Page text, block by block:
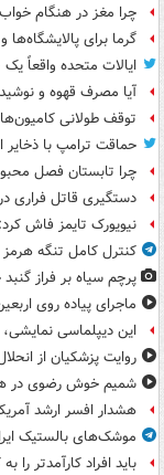
چرا مغز در هنگام
گرما برای پالایشگاه‌ها
ایالات متحده واقعاً
آیا مصرف قهوه و
توقف طولانی
حماقت ترامپ با ذخایر
چرا تابستان فصل
دستگیری قاتل فراری
نیویورک تایمز فاش
کنترل کامل تنگه
پرچم سیاه بر فراز
ماجرای پیاده روی
این دیپلماسی
روایت پزشکیان از
شمیم خوش رضوی در
هشدار افسر ارشد
موشک‌های بالستیک
باید افراد کارآمدتر را